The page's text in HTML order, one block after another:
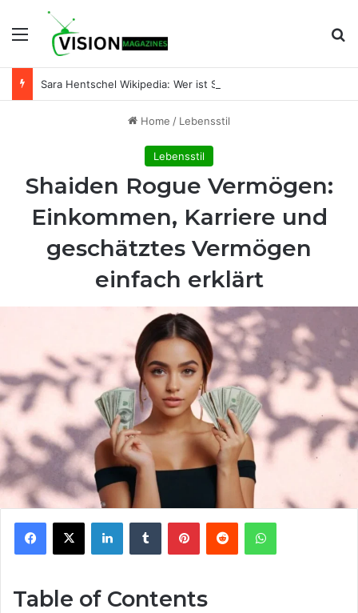
Menu
Home / Lebensstil
Lebensstil
Shaiden Rogue Vermögen:
Einkommen, Karriere und
geschätztes Vermögen
einfach erklärt
Facebook
X LinkedInTumblr PinterestReddit WhatsApp
Table of Contents